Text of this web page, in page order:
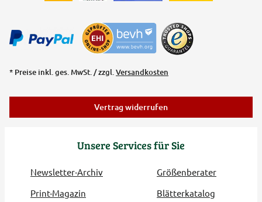
Unsere Services für Sie
Newsletter-Archiv
Größenberater
Print-Magazin
Blätterkatalog
* Preise inkl. ges. MwSt. / zzgl.Versandkosten
Vertrag widerrufen